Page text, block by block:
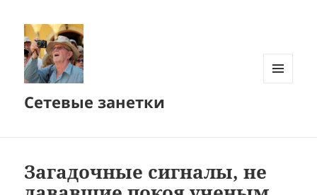
Сетевые занетки
Загадочные сигналы, не